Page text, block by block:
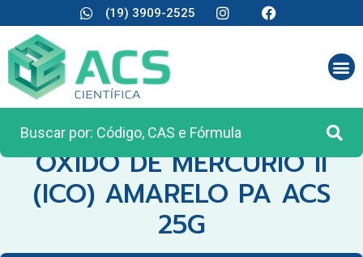
(19) 3909-2525
CATEGORIA:REAGENTES ANALÍTICOS
OXIDO DE MERCURIO II
(ICO) AMARELO PA ACS
25G